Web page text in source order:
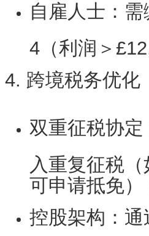
自雇人士 ：
4（利润＞
4. 跨境税务优化
双重征税协定
入重复征税
可申请抵免）
控股架构 ：